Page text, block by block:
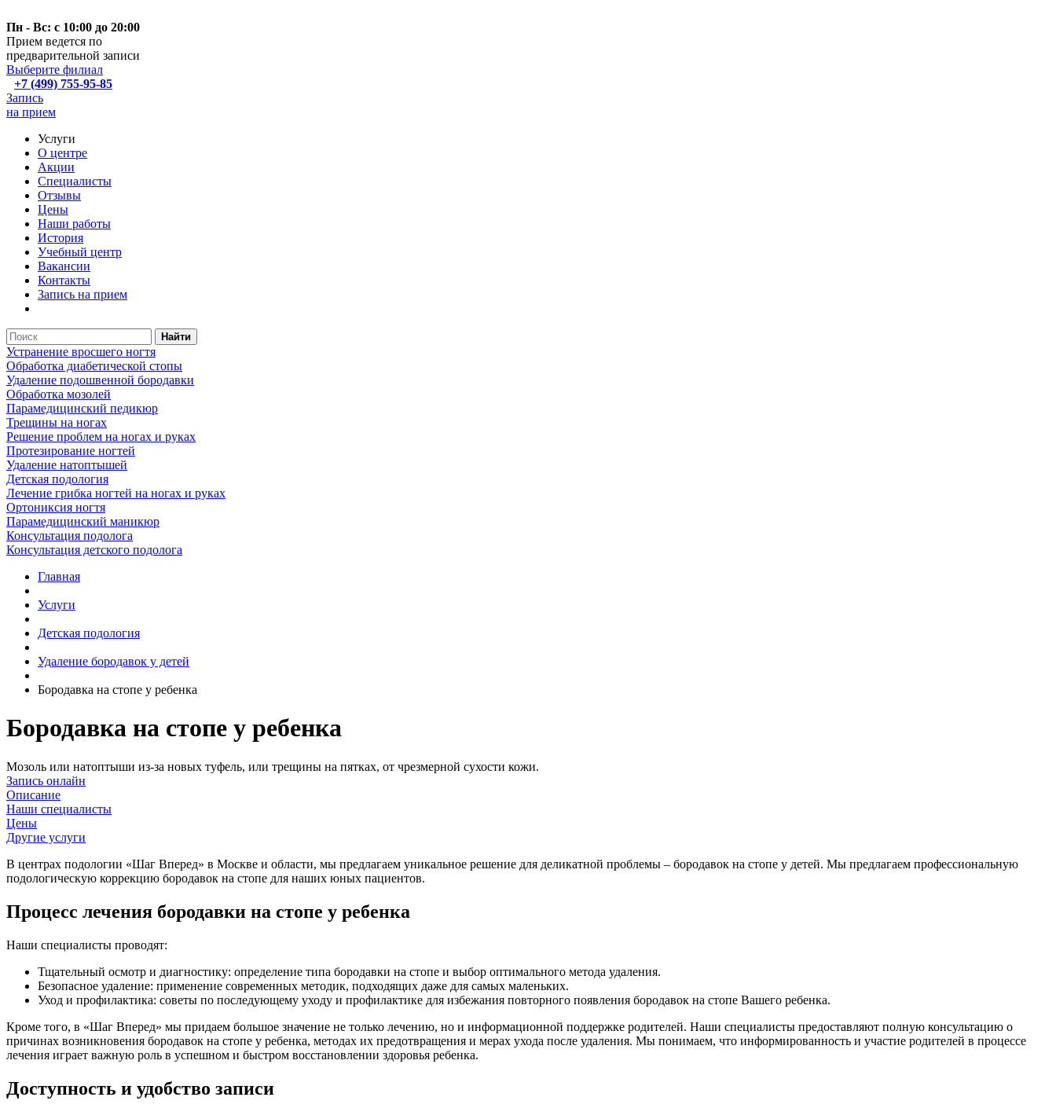
Пн - Вс: с 10:00 до 20:00
Прием ведется по
предварительной записи
Выберите филиал
+7 (499) 755-95-85
Запись
на прием
Услуги
О центре
Акции
Специалисты
Отзывы
Цены
Наши работы
История
Учебный центр
Вакансии
Контакты
Запись на прием
Найти
Устранение вросшего ногтя
Обработка диабетической стопы
Удаление подошвенной бородавки
Обработка мозолей
Парамедицинский педикюр
Трещины на ногах
Решение проблем на ногах и руках
Протезирование ногтей
Удаление натоптышей
Детская подология
Лечение грибка ногтей на ногах и руках
Ортониксия ногтя
Парамедицинский маникюр
Консультация подолога
Консультация детского подолога
Главная
Услуги
Детская подология
Удаление бородавок у детей
Бородавка на стопе у ребенка
Бородавка на стопе у ребенка
Мозоль или натоптыши из-за новых туфель, или трещины на пятках, от чрезмерной сухости кожи.
Запись онлайн
Описание
Наши специалисты
Цены
Другие услуги
В центрах подологии «Шаг Вперед» в Москве и области, мы предлагаем уникальное решение для деликатной проблемы – бородавок на стопе у детей. Мы предлагаем профессиональную
подологическую коррекцию бородавок на стопе для наших юных пациентов.
Процесс лечения бородавки на стопе у ребенка
Наши специалисты проводят:
Тщательный осмотр и диагностику: определение типа бородавки на стопе и выбор оптимального метода удаления.
Безопасное удаление: применение современных методик, подходящих даже для самых маленьких.
Уход и профилактика: советы по последующему уходу и профилактике для избежания повторного появления бородавок на стопе Вашего ребенка.
Кроме того, в «Шаг Вперед» мы придаем большое значение не только лечению, но и информационной поддержке родителей. Наши специалисты предоставляют полную консультацию о
причинах возникновения бородавок на стопе у ребенка, методах их предотвращения и мерах ухода после удаления. Мы понимаем, что информированность и участие родителей в процессе
лечения играет важную роль в успешном и быстром восстановлении здоровья ребенка.
Доступность и удобство записи